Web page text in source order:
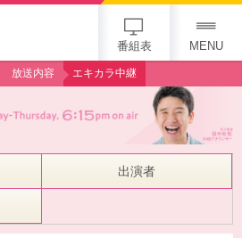
番組表 MENU
放送内容 エキカラ中継
出演者